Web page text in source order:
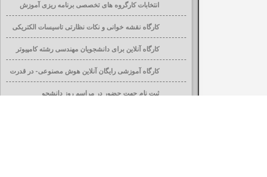
انتخابات کارگروه های تخصصی برنامه ریزی آموزش
عالی دانشگاه ها و موسسات آموزش عالی
کارگاه نقشه خوانی و نکات نظارتی تاسیسات الکتریکی
ساختمان
کارگاه آنلاین برای دانشجویان مهندسی رشته کامپیوتر
کارگاه آموزشی رایگان آنلاین هوش مصنوعی- در قدرت
افزایی تحصیلی
ثبت نام جهت حضور در مراسم روز دانشجو